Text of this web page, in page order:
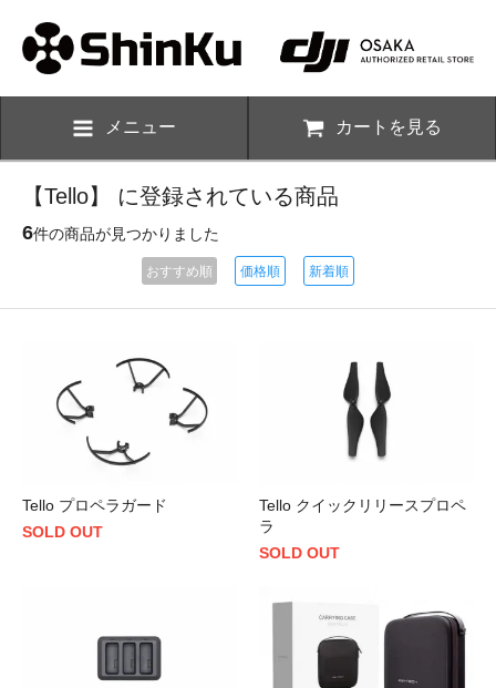
メニュー カートを見る
【Tello】 に登録されている商品
6件の商品が見つかりました
おすすめ順 価格順 新着順
Tello プロペラガード
SOLD OUT
Tello クイックリリースプロペ
ラ
SOLD OUT